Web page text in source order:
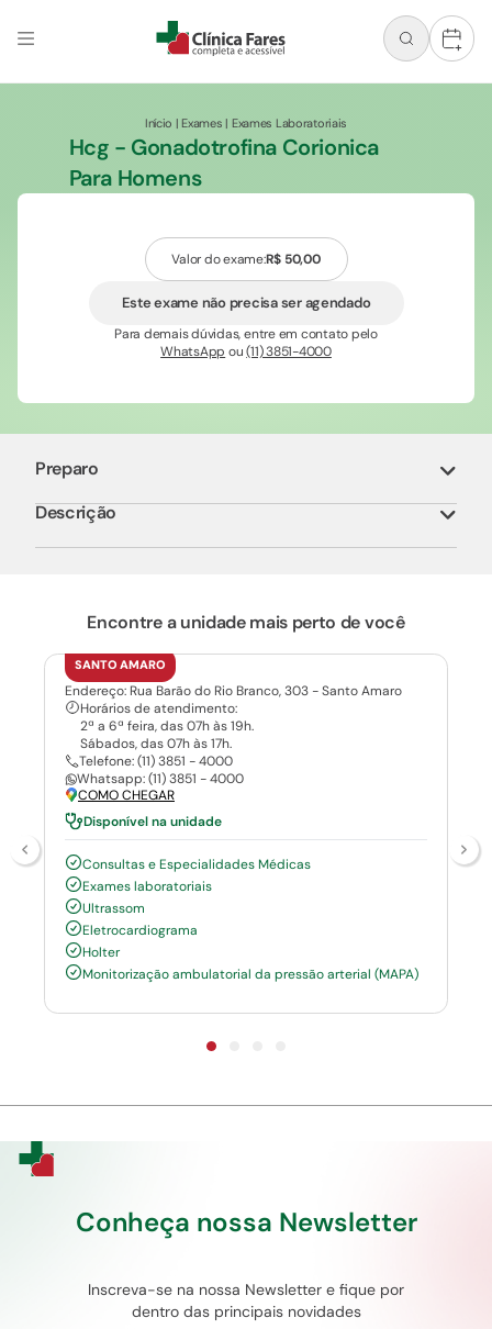
+
Início |Exames | Exames Laboratoriais
Hcg - Gonadotrofina Corionica
Para Homens
Valor do exame:R$ 50,00
Este exame não precisa ser agendado
Para demais dúvidas, entre em contato pelo
WhatsApp ou(11) 3851-4000
Preparo
Descrição
Encontre a unidade mais perto de você
SANTO AMARO
Endereço: Rua Barão do Rio Branco, 303 - Santo Amaro
Horários de atendimento:
2ª a 6ª feira, das 07h às 19h.
Sábados, das 07h às 17h.
Telefone: (11) 3851 - 4000
Whatsapp: (11) 3851 - 4000
COMO CHEGAR
Disponível na unidade
Consultas e Especialidades Médicas
Exames laboratoriais
Ultrassom
Eletrocardiograma
Holter
Monitorização ambulatorial da pressão arterial (MAPA)
Conheça nossa Newsletter
Inscreva-se na nossa Newsletter e fique por
dentro das principais novidades